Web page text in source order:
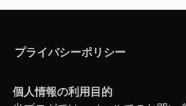
プライバシーポリシー
個人情報の利用目的